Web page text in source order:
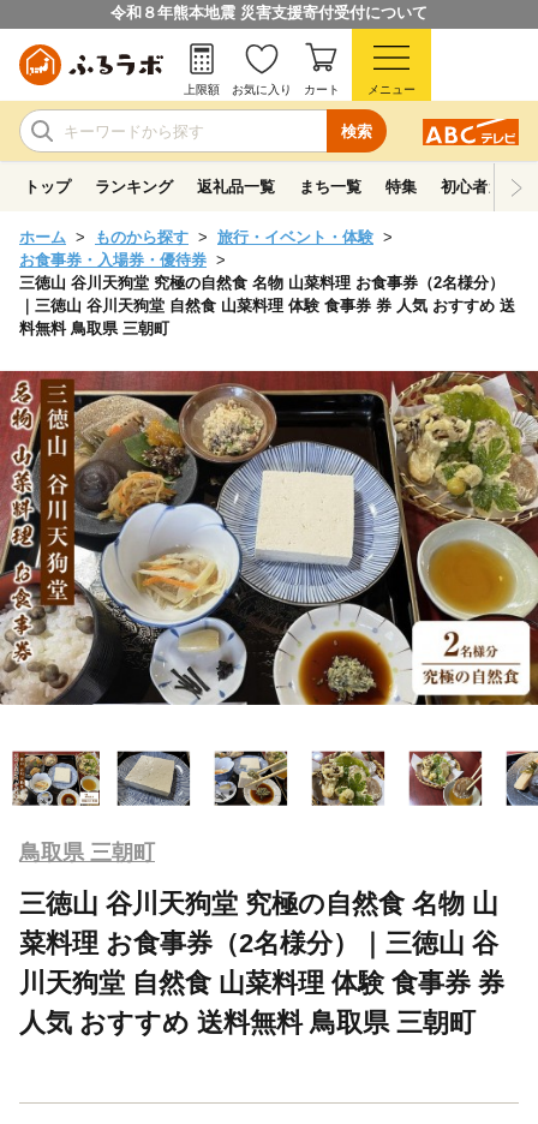
令和８年熊本地震 災害支援寄付受付について
検索
上限額 お気に入り カート メニュー
トップ ランキング 返礼品一覧 まち一覧 特集 初心者ガイド
ホーム ものから探す
旅行・イベント・体験
お食事券・入場券・優待券
三徳山 谷川天狗堂 究極の自然食 名物 山菜料理 お食事券（2名様分）
｜三徳山 谷川天狗堂 自然食 山菜料理 体験 食事券 券 人気 おすすめ 送
料無料 鳥取県 三朝町
鳥取県 三朝町
三徳山 谷川天狗堂 究極の自然食 名物 山
菜料理 お食事券（2名様分）｜三徳山 谷
川天狗堂 自然食 山菜料理 体験 食事券 券
人気 おすすめ 送料無料 鳥取県 三朝町